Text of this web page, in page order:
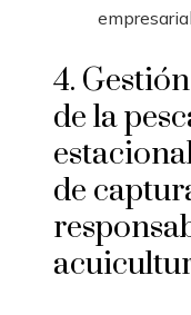
4.
de la
de